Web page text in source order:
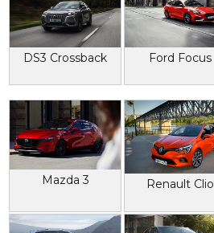
DS3 Crossback Ford Focus
Mazda 3 Renault Clio